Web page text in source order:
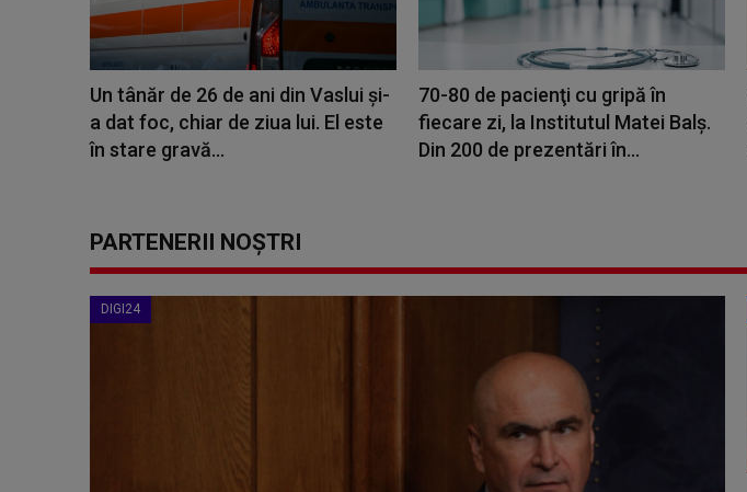
Un tânăr de 26 de ani din Vaslui şi-
a dat foc, chiar de ziua lui. El este
în stare gravă...
70-80 de pacienţi cu gripă în
fiecare zi, la Institutul Matei Balş.
Din 200 de prezentări în...
PARTENERII NOȘTRI
DIGI24